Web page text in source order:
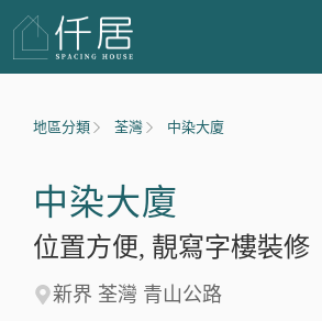
地區分類 荃灣 中染大廈
中染大廈
位置方便, 靚寫字樓裝修
新界 荃灣 青山公路